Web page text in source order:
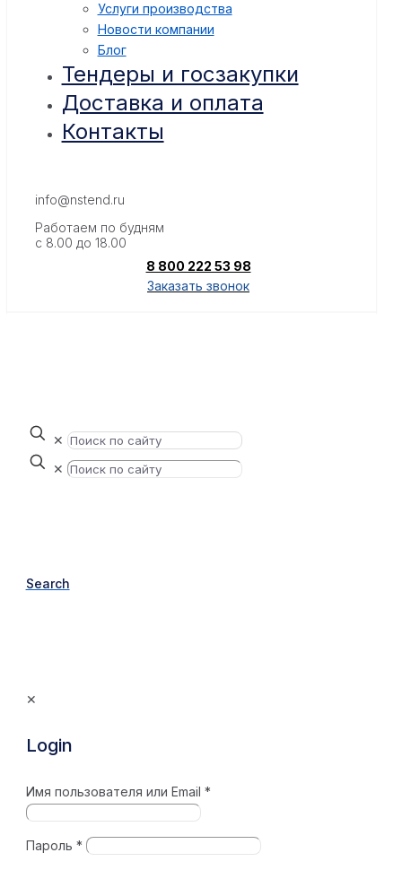
Услуги производства
Новости компании
Блог
Тендеры и госзакупки
Доставка и оплата
Контакты
info@nstend.ru
Работаем по будням
с 8.00 до 18.00
8 800 222 53 98
Заказать звонок
✕
✕
Search
✕
Login
Имя пользователя или Email *
Пароль *